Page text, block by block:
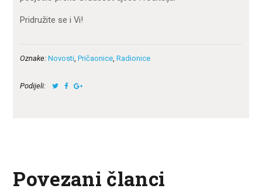
Pridružite se i Vi!
Oznake: Novosti,Pričaonice,Radionice
Podijeli:
Povezani članci